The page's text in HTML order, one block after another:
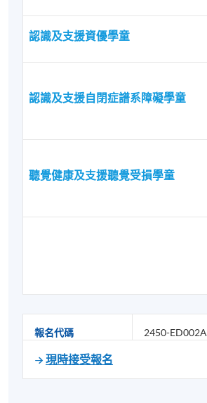
認識及支援資優學童
認識及支援自閉症譜系障礙學童
聽覺健康及支援聽覺受損學童
報名代碼 2450-ED002A
現時接受報名